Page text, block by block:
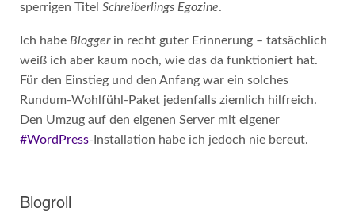
sperrigen Titel Schreiberlings Egozine.
Ich habe Bloggerin recht guter Erinnerung – tatsächlich
weiß ich aber kaum noch, wie das da funktioniert hat.
Für den Einstieg und den Anfang war ein solches
Rundum-Wohlfühl-Paket jedenfalls ziemlich hilfreich.
Den Umzug auf den eigenen Server mit eigener
#WordPress-Installation habe ich jedoch nie bereut.
Blogroll